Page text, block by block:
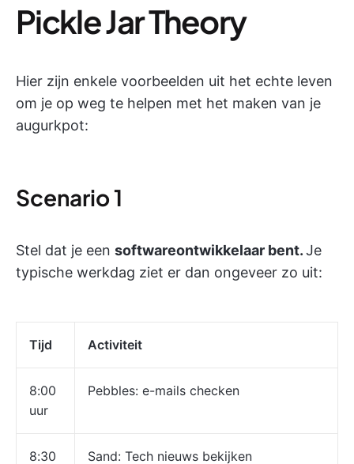
Pickle Jar Theory
Hier zijn enkele voorbeelden uit het echte leven
om je op weg te helpen met het maken van je
augurkpot:
Scenario 1
Stel dat je een softwareontwikkelaar bent.Je
typische werkdag ziet er dan ongeveer zo uit:
Tijd Activiteit
8:00
uur
Pebbles: e-mails checken
8:30
Sand: Tech nieuws bekijken